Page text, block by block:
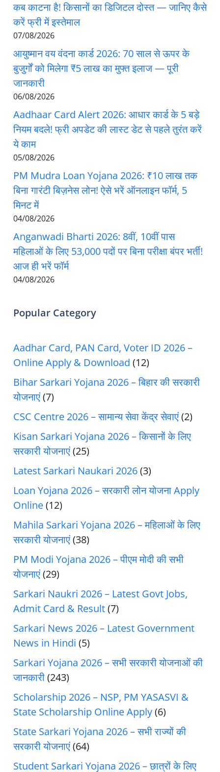
कब काटना है! किसानों का डिजिटल दोस्त — जानिए कैसे
करें फ्री में इस्तेमाल
07/08/2026
आयुष्मान वय वंदना कार्ड 2026: 70 साल से ऊपर के
बुजुर्गों को मिलेगा ₹5 लाख का मुफ्त इलाज — पूरी
जानकारी
06/08/2026
Aadhaar Card Alert 2026: आधार कार्ड के 5 बड़े
नियम बदले! फ्री अपडेट की लास्ट डेट से पहले तुरंत करें
ये काम
05/08/2026
PM Mudra Loan Yojana 2026: ₹10 लाख तक
बिना गारंटी बिज़नेस लोन! ऐसे भरें ऑनलाइन फॉर्म, 5
मिनट में
04/08/2026
Anganwadi Bharti 2026: 8वीं, 10वीं पास
महिलाओं के लिए 53,000 पदों पर बिना परीक्षा बंपर भर्ती!
आज ही भरें फॉर्म
04/08/2026
Popular Category
Aadhar Card, PAN Card, Voter ID 2026 –
Online Apply & Download (12)
Bihar Sarkari Yojana 2026 – बिहार की सरकारी
योजनाएं(7)
CSC Centre 2026 – सामान्य सेवा केंद्र सेवाएं(2)
Kisan Sarkari Yojana 2026 – किसानों के लिए
सरकारी योजनाएं(25)
Latest Sarkari Naukari 2026(3)
Loan Yojana 2026 – सरकारी लोन योजना Apply
Online(12)
Mahila Sarkari Yojana 2026 – महिलाओं के लिए
सरकारी योजनाएं(38)
PM Modi Yojana 2026 – पीएम मोदी की सभी
योजनाएं(29)
Sarkari Naukri 2026 – Latest Govt Jobs,
Admit Card & Result(7)
Sarkari News 2026 – Latest Government
News in Hindi (5)
Sarkari Yojana 2026 – सभी सरकारी योजनाओं की
जानकारी(243)
Scholarship 2026 – NSP, PM YASASVI &
State Scholarship Online Apply(6)
State Sarkari Yojana 2026 – सभी राज्यों की
सरकारी योजनाएं(64)
Student Sarkari Yojana 2026 – छात्रों के लिए